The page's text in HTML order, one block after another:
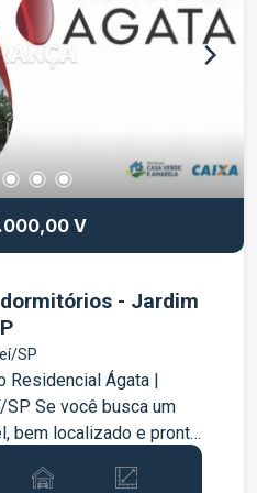
condicionado em 01
e bem
localização,
no dia a dia e
Uma ótima
morar em um
conforto e segurança.
conhecer este
V
- Jardim
SP
Residencial Ágata |
um
bem localizado e pronto
oportunidade!
Ágata, este imóvel